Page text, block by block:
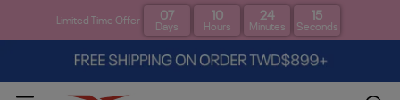
Limited Time Offer 07
Days
10
Hours
24
Minutes
15
Seconds